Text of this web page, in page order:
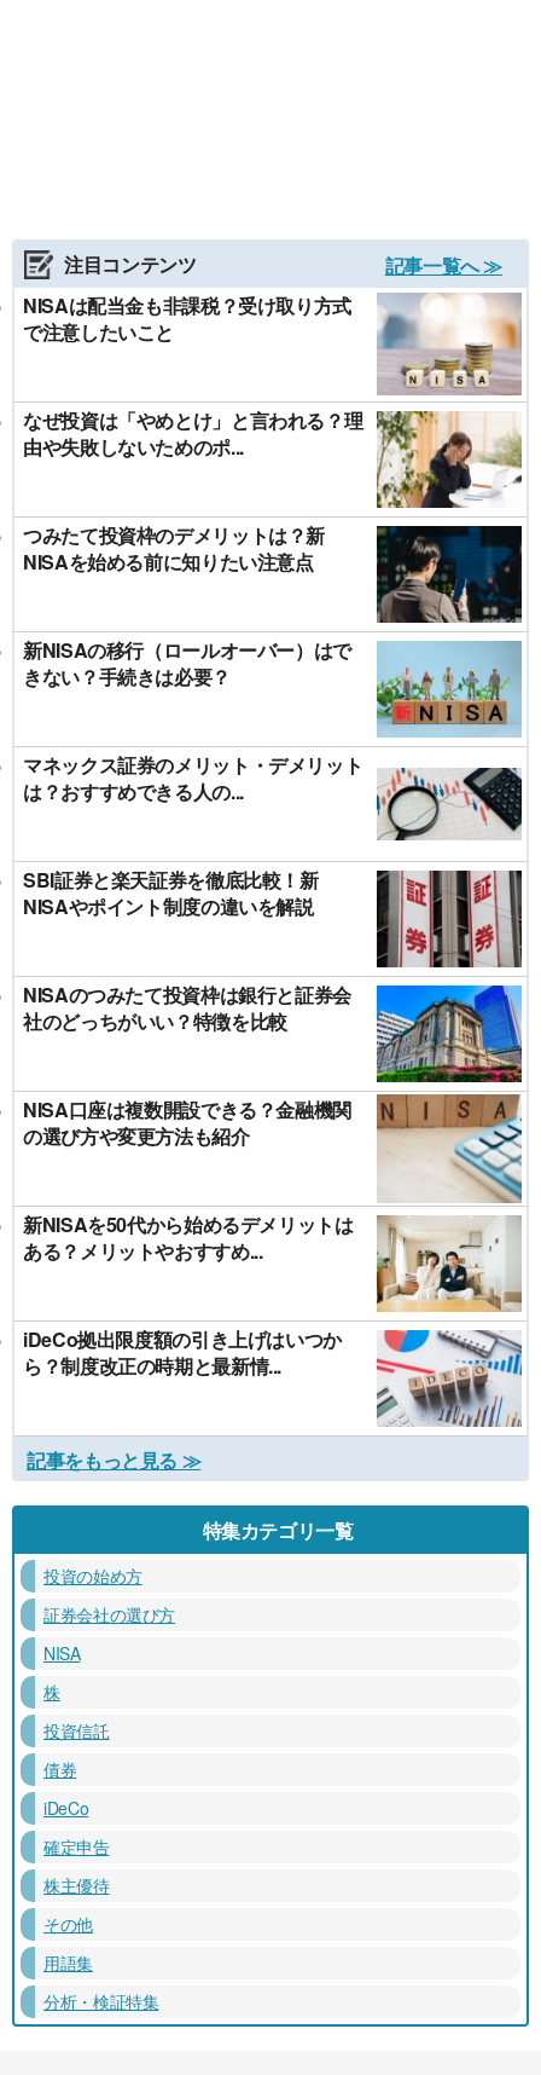
注目コンテンツ
記事一覧へ ≫
NISAは配当金も非課税？受け取り方式
で注意したいこと
なぜ投資は「やめとけ」と言われる？理
由や失敗しないためのポ...
つみたて投資枠のデメリットは？新
NISAを始める前に知りたい注意点
新NISAの移行（ロールオーバー）はで
きない？手続きは必要？
マネックス証券のメリット・デメリット
は？おすすめできる人の...
SBI証券と楽天証券を徹底比較！新
NISAやポイント制度の違いを解説
NISAのつみたて投資枠は銀行と証券会
社のどっちがいい？特徴を比較
NISA口座は複数開設できる？金融機関
の選び方や変更方法も紹介
新NISAを50代から始めるデメリットは
ある？メリットやおすすめ...
iDeCo拠出限度額の引き上げはいつか
ら？制度改正の時期と最新情...
記事をもっと見る ≫
特集カテゴリ一覧
投資の始め方
証券会社の選び方
NISA
株
投資信託
債券
iDeCo
確定申告
株主優待
その他
用語集
分析・検証特集